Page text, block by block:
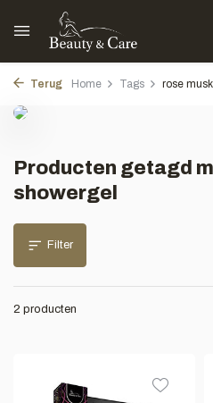
Terug Home Tags rose
Producten getagd
showergel
Filter
2 producten